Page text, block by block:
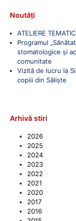
Noutăți
ATELIERE
Programul
stomatologice și
comunitate
Vizită de lucru la
copiii din Săliște
Arhivă stiri
2026
2025
2024
2023
2022
2021
2020
2017
2016